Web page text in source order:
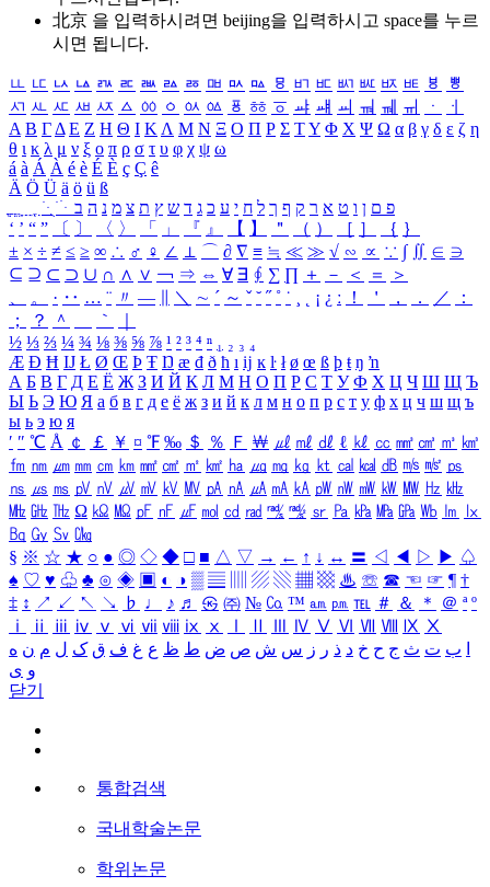
北京 을 입력하시려면 beijing을 입력하시고 space를 누르
시면 됩니다.
ㅥ ㅦ ㅧ ㅨ ㅩ ㅪ ㅫ ㅬ ㅭ ㅮ ㅯ ㅰ ㅱ ㅲ ㅳ ㅴ ㅵ ㅶ ㅷ ㅸ
ㅹ
ㅺ ㅻ ㅼ ㅽ ㅾ ㅿ ㆀ ㆁ ㆂ ㆃ ㆄ ㆅ ㆆ ㆇ ㆈ ㆉ ㆊ ㆋ ㆌ ㆍ
ㆎ
Α Β ΓΔ Ε Ζ Η Θ Ι ΚΛ Μ Ν Ξ Ο Π Ρ Σ ΤΥ Φ Χ Ψ Ω α β γ δ ε ζ η
θ ι κ λ μ ν ξ ο π ρ σ τ υ φ χ ψ ω
á à Á À é è É È ç Ç ê
Ä Ö Ü ä ö ü ß
ִֶֹ ֻּ ׁׂ פ ם ן ו ט א ר ק ף ך ל ח י ע כ ג ד ש ץ ת צ מ נ ה ב
‘ ’ “ ” 〔 〕 〈 〉 「 」 『 』 【 】 ＂ （ ） ［ ］ ｛ ｝
± × ÷ ≠ ≤ ≥ ∞ ∴ ♂ ♀ ∠ ⊥ ⌒ ∂ ∇ ≡ ≒ ≪ ≫ √ ∽ ∝ ∵ ∫ ∬ ∈ ∋
⊆ ⊇ ⊂ ⊃ ∪ ∩ ∧ ∨ ￢ ⇒ ⇔ ∀ ∃ ∮ ∑ ∏ ＋ － ＜ ＝
＞
、
。 · ‥ … ¨ 〃 ― ＼ ∼ ´ ～ ˇ ˘ ˝ ˚ ˙ ¸ ¡ ¿ ː ！ ＇ ， ． ／
：
；
？ ＾ ｀
½ ⅓ ⅔ ¼ ¾ ⅛ ⅜ ⅝ ⅞ ¹ ² ³ ⁴ ⁿ ₁ ₂ ₃ ₄
Æ Ð Ħ Ĳ Ł Ø Œ Þ Ŧ Ŋ æ đ ð ħ ı ĳ ĸ ŀ ł ø œ ß þ ŧ ŋ ŉ
А Б В Г Д Е Ё Ж З И Й К Л М Н О П Р С Т У Ф Х Ц Ч Ш Щ Ъ
Ы Ь Э Ю Я а б в г д е ё ж з и й к л м н о п р с т у ф х ц ч ш щ ъ
ы ь э ю я
′ ″ ℃ Å ￠ ￡ ￥ ¤ ℉ ‰ ＄ ％ Ｆ ￦ ㎕ ㎖ ㎗ ℓ ㎘ ㏄ ㎣ ㎤ ㎥ ㎦
㎙ ㎚ ㎛ ㎜ ㎝ ㎞ ㎟ ㎠ ㎡ ㎢ ㏊ ㎍ ㎎ ㎏ ㏏ ㎈ ㎉ ㏈ ㎧ ㎨ ㎰
㎱ ㎲ ㎳ ㎴ ㎵ ㎶ ㎷ ㎸ ㎹ ㎀ ㎁ ㎂ ㎃ ㎄ ㎺ ㎻ ㎽ ㎾ ㎿ ㎐ ㎑
㎒ ㎓ ㎔ Ω ㏀ ㏁ ㎊ ㎋ ㎌ ㏖ ㏅ ㎭ ㎮ ㎯ ㏛ ㎩ ㎪ ㎫ ㎬ ㏝ ㏐
㏓
㏃ ㏉ ㏜ ㏆
§ ※ ☆ ★ ○ ● ◎ ◇ ◆ □ ■ △ ▽ → ← ↑ ↓ ↔ 〓 ◁ ◀ ▷ ▶ ♤
♠ ♡ ♥ ♧ ♣ ⊙ ◈ ▣ ◐ ◑ ▒ ▤ ▨ ▧ ▦ ▩ ♨ ☏ ☎ ☜ ☞ ¶ †
‡ ↕ ↗ ↙ ↖ ↘ ♭ ♩ ♪ ♬ ㉿ ㈜ № ㏇ ™ ㏂ ㏘ ℡ ＃ ＆ ＊ ＠ ª º
ⅰ
ⅱ ⅲ ⅳ ⅴ ⅵ ⅶ ⅷ ⅸ ⅹ Ⅳ Ⅴ Ⅵ Ⅶ Ⅷ Ⅸ Ⅹ
ب ت ث ج ح خ د ذ ر ز س ش ص ض ط ظ ع غ ف ق ک ل م ن ه
و ی
닫기
통합검색
국내학술논문
학위논문